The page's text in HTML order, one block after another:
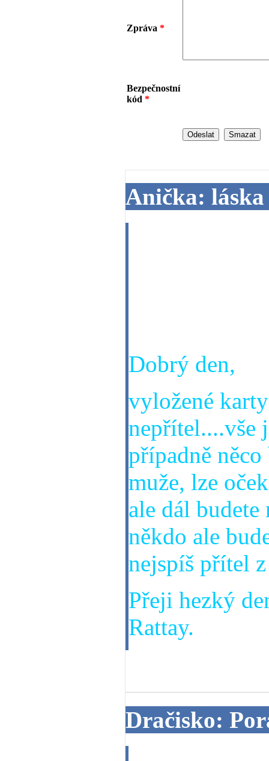
Zpráva *
Bezpečnostní
kód *
Anička: láska
Dobrý den,
vyložené
nepřítel....vše
případně
muže, lze
ale dál
někdo ale
nejspíš přítel
Přeji hezký
Rattay.
Dračisko: